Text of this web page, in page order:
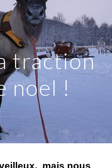
traction
noel !
mais nous